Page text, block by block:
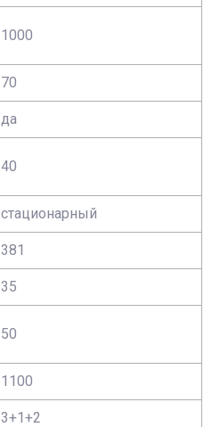
1000
70
да
40
стационарный
381
35
50
1100
3+1+2